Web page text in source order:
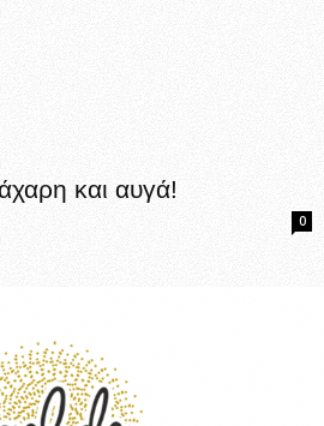
και αυγά!
0